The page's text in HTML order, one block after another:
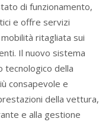
di funzionamento,
e offre servizi
ritagliata sui
Il nuovo sistema
tecnologico della
consapevole e
della vettura,
e alla gestione